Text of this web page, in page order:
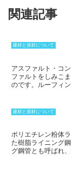
関連記事
建材と資材について
アスファルト・コ
ファルトをしみこ
のです。
ルーフィ
とってアスファル
護することができ
建築
も、早期の部分改
なうことが重要で
建材と資材について
ポリエチレン粉体
た樹脂ライニング
グ鋼管とも呼ばれ